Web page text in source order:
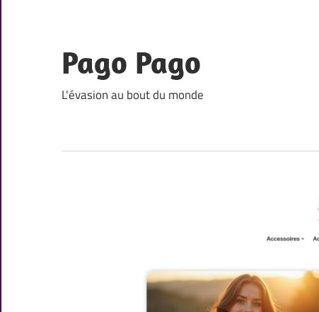
content
Pago Pago
L'évasion au bout du monde